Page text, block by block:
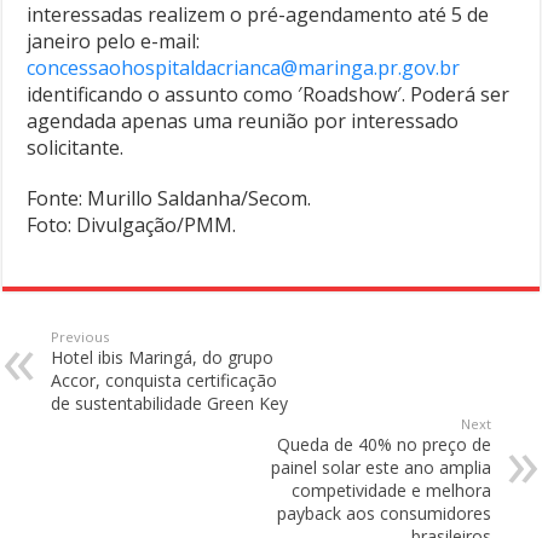
interessadas realizem o pré-agendamento até 5 de
janeiro pelo e-mail:
concessaohospitaldacrianca@maringa.pr.gov.br
identificando o assunto como ′Roadshow′. Poderá ser
agendada apenas uma reunião por interessado
solicitante.
Fonte: Murillo Saldanha/Secom.
Foto: Divulgação/PMM.
Previous
Hotel ibis Maringá, do grupo
Accor, conquista certificação
de sustentabilidade Green Key
Next
Queda de 40% no preço de
painel solar este ano amplia
competividade e melhora
payback aos consumidores